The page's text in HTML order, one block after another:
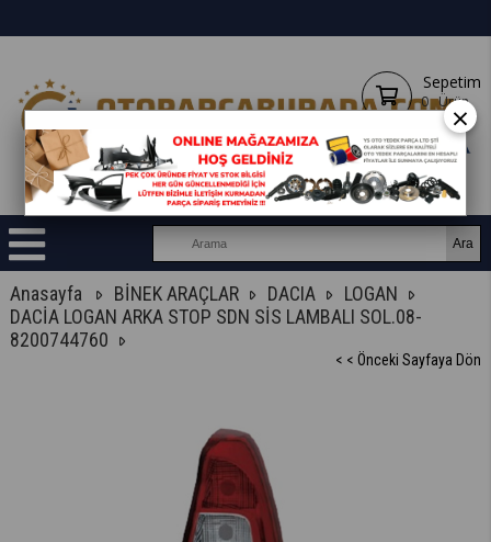
Sepetim
0 Ürün
Anasayfa BİNEK ARAÇLAR DACIA
LOGAN
DACİA LOGAN ARKA STOP SDN SİS LAMBALI SOL.08-
8200744760
< < Önceki Sayfaya Dön
×